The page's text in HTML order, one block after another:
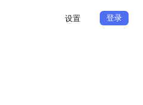
设置 登录